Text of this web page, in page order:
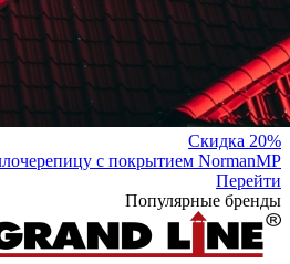
Скидка 20%
с покрытием NormanMP
Перейти
Популярные бренды